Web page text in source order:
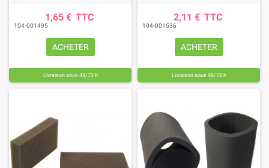
1,65 € TTC
104-001495
ACHETER
Livraison sous 48/72 h
2,11 € TTC
104-001536
ACHETER
Livraison sous 48/72 h